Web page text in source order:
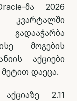
მა 2026
კვარტალში
გადააჭარბა
მოგების
აქციები
მეტით დაეცა.
2.11